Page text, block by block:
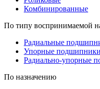
Комбинированные
По типу воспринимаемой
Радиальные
Упорные подшипники
Радиально-упорные
По назначению